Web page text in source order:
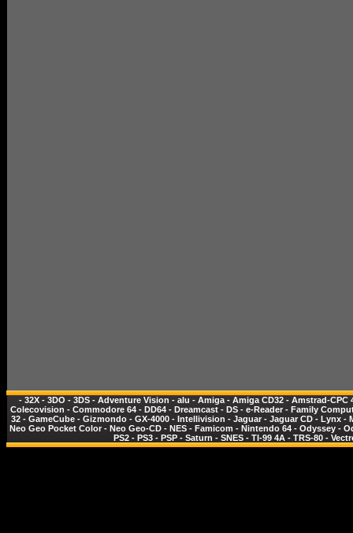
- 32X - 3DO - 3DS - Adventure Vision - alu - Amiga - Amiga CD32 - Amstrad-CPC
Colecovision - Commodore 64- DD64- Dreamcast- DS- e-Reader- Family
32 - GameCube - Gizmondo - GX-4000 - Intellivision - Jaguar - Jaguar CD - Lynx -
Neo Geo Pocket Color - Neo Geo-CD - NES - Famicom - Nintendo 64 - Odyssey -
PS2 - PS3 - PSP - Saturn - SNES - TI-99 4A - TRS-80 -